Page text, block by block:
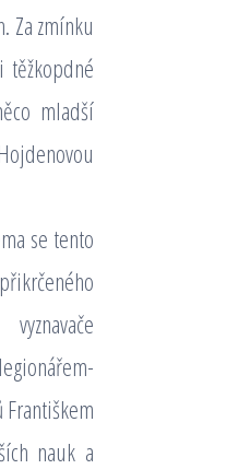
Za zmínku
těžkopdné
mladší
se tento
nauk a